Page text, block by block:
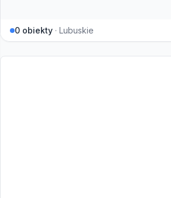
0 obiekty · Lubuskie